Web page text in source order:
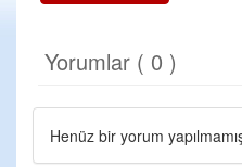
Yorumlar ( 0 )
Henüz bir yorum